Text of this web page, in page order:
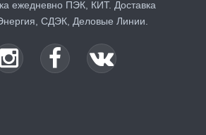
ежедневно ПЭК, КИТ. Доставка
СДЭК, Деловые Линии.